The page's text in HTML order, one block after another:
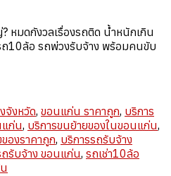
หมดกังวลเรื่องรถติด น้ำหนักเกิน
ถ10ล้อ รถพ่วงรับจ้าง พร้อมคนขับ
จังหวัด, ขอนแก่น ราคาถูก, บริการ
แก่น, บริการขนย้ายของในขอนแก่น,
องราคาถูก, บริการรถรับจ้าง
รับจ้าง ขอนแก่น, รถเช่า10ล้อ